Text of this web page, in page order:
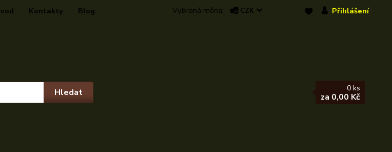
Kontakty Blog CZK Přihlášení
Hledat 0 ks
za 0,00 Kč